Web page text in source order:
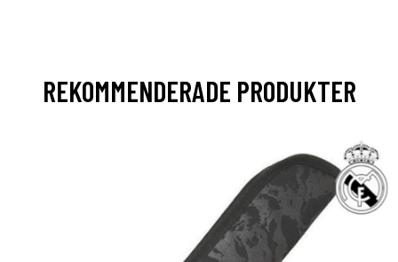
REKOMMENDERADE PRODUKTER